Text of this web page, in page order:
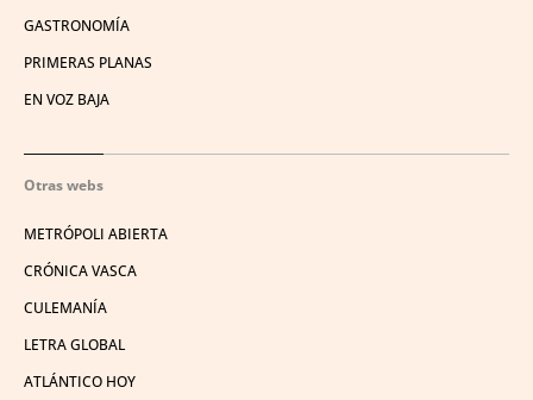
GASTRONOMÍA
PRIMERAS PLANAS
EN VOZ BAJA
Otras webs
METRÓPOLI ABIERTA
CRÓNICA VASCA
CULEMANÍA
LETRA GLOBAL
ATLÁNTICO HOY